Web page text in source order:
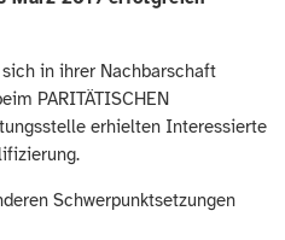
in ihrer Nachbarschaft
PARITÄTISCHEN
erhielten Interessierte
Schwerpunktsetzungen